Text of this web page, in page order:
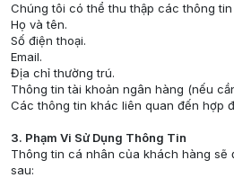
Chúng tôi có thể thu thập các thông
Họ và tên.
Số điện thoại.
Email.
Địa chỉ thường trú.
Thông tin tài khoản ngân hàng (nếu
Các thông tin khác liên quan đến hợp
3. Phạm Vi Sử Dụng Thông Tin
Thông tin cá nhân của khách hàng sẽ
sau: